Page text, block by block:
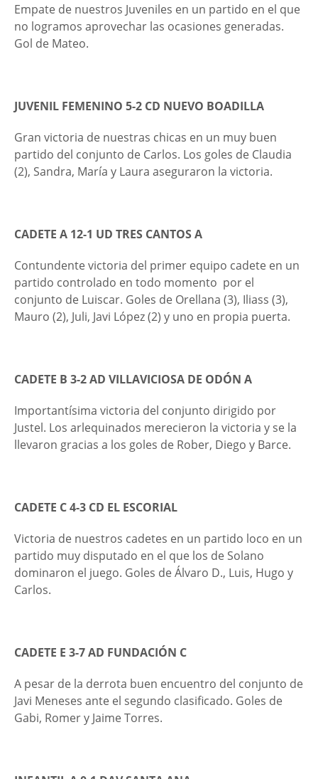
Empate de nuestros Juveniles en un partido en el que
no logramos aprovechar las ocasiones generadas.
Gol de Mateo.
JUVENIL FEMENINO 5-2 CD NUEVO BOADILLA
Gran victoria de nuestras chicas en un muy buen
partido del conjunto de Carlos. Los goles de Claudia
(2), Sandra, María y Laura aseguraron la victoria.
CADETE A 12-1 UD TRES CANTOS A
Contundente victoria del primer equipo cadete en un
partido controlado en todo momento por el
conjunto de Luiscar. Goles de Orellana (3), Iliass (3),
Mauro (2), Juli, Javi López (2) y uno en propia puerta.
CADETE B 3-2 AD VILLAVICIOSA DE ODÓN A
Importantísima victoria del conjunto dirigido por
Justel. Los arlequinados merecieron la victoria y se la
llevaron gracias a los goles de Rober, Diego y Barce.
CADETE C 4-3 CD EL ESCORIAL
Victoria de nuestros cadetes en un partido loco en un
partido muy disputado en el que los de Solano
dominaron el juego. Goles de Álvaro D., Luis, Hugo y
Carlos.
CADETE E 3-7 AD FUNDACIÓN C
A pesar de la derrota buen encuentro del conjunto de
Javi Meneses ante el segundo clasificado. Goles de
Gabi, Romer y Jaime Torres.